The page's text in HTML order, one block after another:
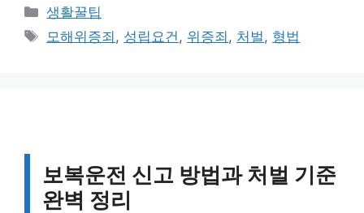
카
테
생활꿀팁
태
모해위증죄 , 성립요건, 위증죄 , 처벌, 형법
보복운전 신고 방법과 처벌 기준
완벽 정리